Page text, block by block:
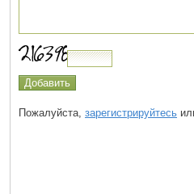
Пожалуйста, зарегистрируйтесь